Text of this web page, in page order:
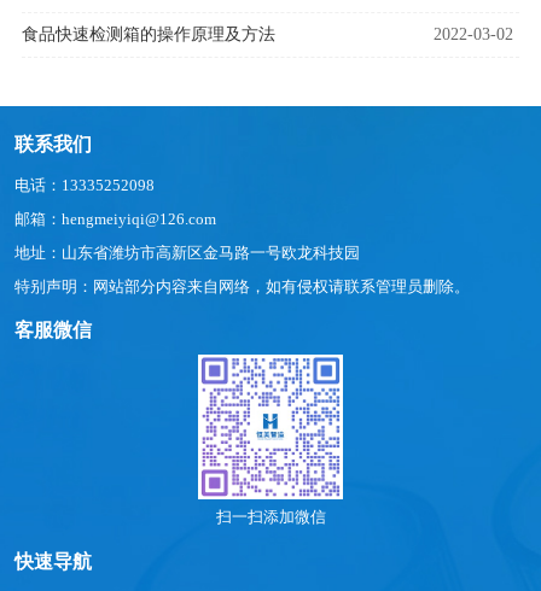
食品快速检测箱的操作原理及方法 2022-03-02
联系我们
电话：13335252098
邮箱：hengmeiyiqi@126.com
地址：山东省潍坊市高新区金马路一号欧龙科技园
特别声明：网站部分内容来自网络，如有侵权请联系管理员删除。
客服微信
扫一扫添加微信
快速导航